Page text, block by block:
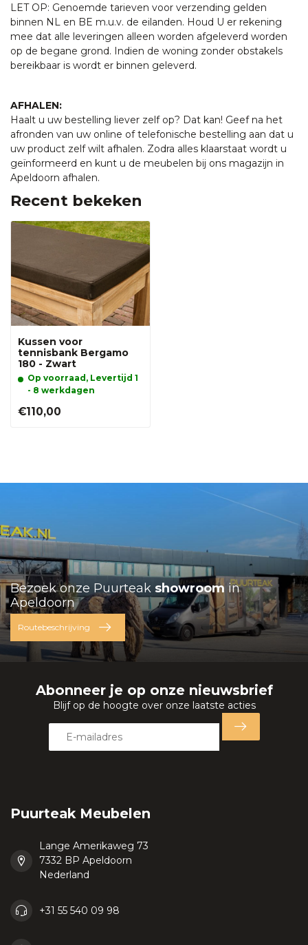
LET OP: Genoemde tarieven voor verzending gelden
binnen NL en BE m.u.v. de eilanden. Houd U er rekening
mee dat alle leveringen alleen worden afgeleverd worden
op de begane grond. Indien de woning zonder obstakels
bereikbaar is wordt er binnen geleverd.
AFHALEN:
Haalt u uw bestelling liever zelf op? Dat kan! Geef na het
afronden van uw online of telefonische bestelling aan dat u
uw product zelf wilt afhalen. Zodra alles klaarstaat wordt u
geïnformeerd en kunt u de meubelen bij ons magazijn in
Apeldoorn afhalen.
Recent bekeken
Kussen voor
tennisbank Bergamo
180 - Zwart
Op voorraad, Levertijd 1
- 8 werkdagen
€110,00
Bezoek onze Puurteak showroom in
Apeldoorn
Routebeschrijving
Abonneer je op onze nieuwsbrief
Blijf op de hoogte over onze laatste acties
Puurteak Meubelen
Lange Amerikaweg 73
7332 BP Apeldoorn
Nederland
+31 55 540 09 98